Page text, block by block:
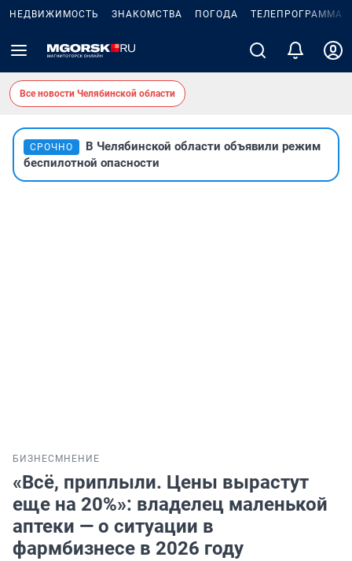
НЕДВИЖИМОСТЬ ЗНАКОМСТВА ПОГОДА ТЕЛЕПРОГРАММА
Все новости Челябинской области
СРОЧНО
В Челябинской области объявили режим
беспилотной опасности
БИЗНЕС МНЕНИЕ
«Всё, приплыли. Цены вырастут
еще на 20%»: владелец маленькой
аптеки — о ситуации в
фармбизнесе в 2026 году